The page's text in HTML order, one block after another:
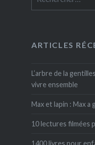
ARTICLES
L’arbre de la
vivre ensemble
Max et lapin : Max a
10 lectures filmées
1400 livres pour